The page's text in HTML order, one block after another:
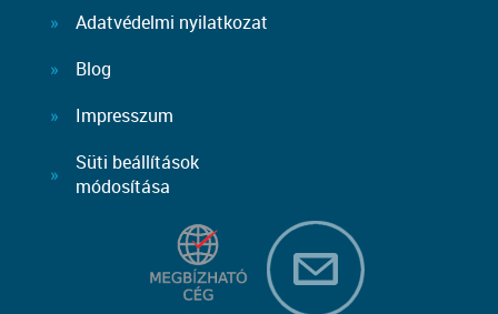
Adatvédelmi nyilatkozat
Blog
Impresszum
Süti beállítások
módosítása